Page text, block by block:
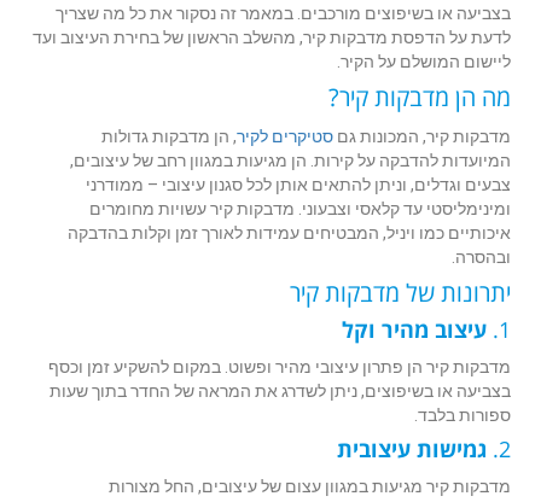
בצביעה או בשיפוצים מורכבים. במאמר זה נסקור את כל מה שצריך
לדעת על הדפסת מדבקות קיר, מהשלב הראשון של בחירת העיצוב ועד
ליישום המושלם על הקיר.
מה הן מדבקות קיר?
מדבקות קיר, המכונות גם סטיקרים לקיר, הן מדבקות גדולות
המיועדות להדבקה על קירות. הן מגיעות במגוון רחב של עיצובים,
צבעים וגדלים, וניתן להתאים אותן לכל סגנון עיצובי – ממודרני
ומינימליסטי עד קלאסי וצבעוני. מדבקות קיר עשויות מחומרים
איכותיים כמו ויניל, המבטיחים עמידות לאורך זמן וקלות בהדבקה
ובהסרה.
יתרונות של מדבקות קיר
1. עיצוב מהיר וקל
מדבקות קיר הן פתרון עיצובי מהיר ופשוט. במקום להשקיע זמן וכסף
בצביעה או בשיפוצים, ניתן לשדרג את המראה של החדר בתוך שעות
ספורות בלבד.
2. גמישות עיצובית
מדבקות קיר מגיעות במגוון עצום של עיצובים, החל מצורות